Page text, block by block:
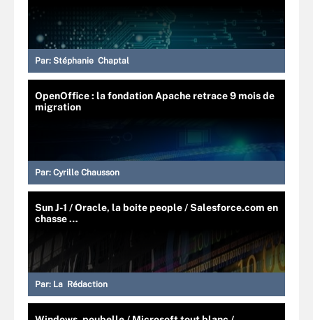
Par: Stéphanie Chaptal
OpenOffice : la fondation Apache retrace 9 mois de
migration
Par: Cyrille Chausson
Sun J-1 / Oracle, la boite people / Salesforce.com en
chasse …
Par: La Rédaction